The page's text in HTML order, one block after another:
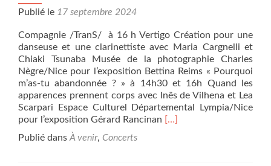
Publié le 17 septembre 2024
Compagnie /TranS/ à 16 h Vertigo Création pour une
danseuse et une clarinettiste avec Maria Cargnelli et
Chiaki Tsunaba Musée de la photographie Charles
Nègre/Nice pour l’exposition Bettina Reims « Pourquoi
m’as-tu abandonnée ? » à 14h30 et 16h Quand les
apparences prennent corps avec Inês de Vilhena et Lea
Scarpari Espace Culturel Départemental Lympia/Nice
pour l’exposition Gérard Rancinan En
[…]
Publié dansÀ venir, Concerts